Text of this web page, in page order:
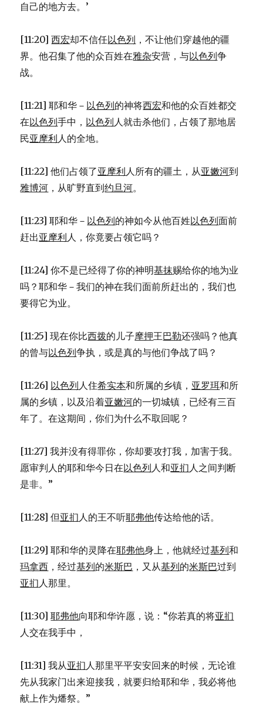
自己的地方去。’
[11:20]西宏却不信任以色列 ，不让他们穿越他的疆
界。他召集了他的众百姓在雅杂安营，与以色列争
战。
[11:21] 耶和华－ 以色列的神将西宏和他的众百姓都交
在以色列手中， 以色列人就击杀他们，占领了那地居
民亚摩利人的全地。
[11:22] 他们占领了亚摩利人所有的疆土，从亚嫩河到
雅博河 ，从旷野直到约旦河。
[11:23] 耶和华－ 以色列的神如今从他百姓以色列面前
赶出亚摩利人，你竟要占领它吗？
[11:24] 你不是已经得了你的神明基抹赐给你的地为业
吗？耶和华－我们的神在我们面前所赶出的，我们也
要得它为业。
[11:25] 现在你比西拨的儿子摩押王巴勒还强吗？他真
的曾与以色列争执，或是真的与他们争战了吗？
[11:26] 以色列人住希实本和所属的乡镇， 亚罗珥和所
属的乡镇，以及沿着亚嫩河的一切城镇，已经有三百
年了。在这期间，你们为什么不取回呢？
[11:27] 我并没有得罪你，你却要攻打我，加害于我。
愿审判人的耶和华今日在以色列人和亚扪人之间判断
是非。”
[11:28] 但亚扪人的王不听耶弗他传达给他的话。
[11:29] 耶和华的灵降在耶弗他身上，他就经过基列和
玛拿西 ，经过基列的米斯巴 ，又从基列的米斯巴过到
亚扪人那里。
[11:30]耶弗他向耶和华许愿，说：“你若真的将亚扪
人交在我手中，
[11:31] 我从亚扪人那里平平安安回来的时候，无论谁
先从我家门出来迎接我，就要归给耶和华，我必将他
献上作为燔祭。”